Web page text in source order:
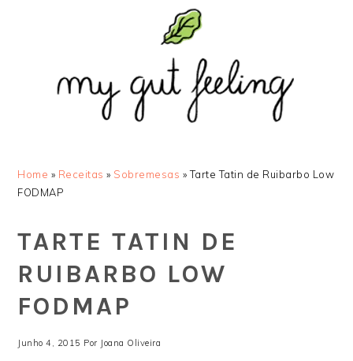
Home » Receitas » Sobremesas »Tarte Tatin de Ruibarbo Low
FODMAP
TARTE TATIN DE
RUIBARBO LOW
FODMAP
Junho 4, 2015 Por Joana Oliveira